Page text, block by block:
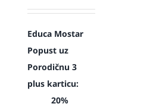
Educa Mostar
Popust uz
Porodičnu 3
plus karticu:
20%